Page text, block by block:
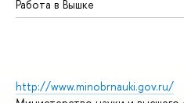
Работа в Вышке
http://www.minobrnauki.gov.ru/